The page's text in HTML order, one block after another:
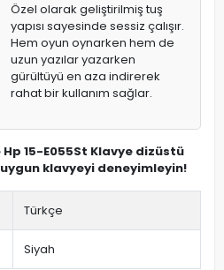
Özel olarak geliştirilmiş tuş
yapısı sayesinde sessiz çalışır.
Hem oyun oynarken hem de
uzun yazılar yazarken
gürültüyü en aza indirerek
rahat bir kullanım sağlar.
15-E055St Klavye dizüstü
klavyeyi deneyimleyin!
Türkçe
Siyah